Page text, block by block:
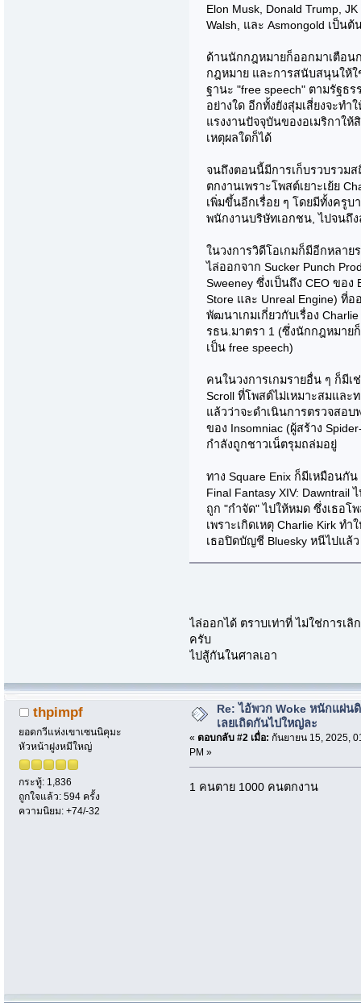
Elon Musk, Donald Trump,
Walsh, และ Asmongold เป็นต้
ด้านนักกฎหมายก็ออกมาเตือน
กฎหมาย และการสนับสนุนให้
ฐานะ "free speech" ตามรัฐธ
อย่างใด อีกทั้งยังสุ่มเสี่ยงจะทำ
แรงงานปัจจุบันของอเมริกาใ
เหตุผลใดก็ได้
จนถึงตอนนี้มีการเก็บรวบรวม
ตกงานเพราะโพสต์เยาะเย้ย
เพิ่มขึ้นอีกเรื่อย ๆ โดยมีทั้งครูบ
พนักงานบริษัทเอกชน, ไปจนถึ
ในวงการวิดีโอเกมก็มีอีกหลาย
ไล่ออกจาก Sucker Punch
Sweeney ซึ่งเป็นถึง CEO ของ
Store และ Unreal Engine) ที่
พัฒนาเกมเกี่ยวกับเรื่อง
รธน.มาตรา 1 (ซึ่งนักกฎหมาย
เป็น free speech)
คนในวงการเกมรายอื่น ๆ ก็มีเ
Scroll ที่โพสต์ไม่เหมาะสมแล
แล้วว่าจะดำเนินการตรวจสอ
ของ Insomniac (ผู้สร้าง
กำลังถูกชาวเน็ตรุมถล่มอยู่
ทาง Square Enix ก็มีเหมือนกั
Final Fantasy XIV:
ถูก "กำจัด" ไปให้หมด ซึ่งเธอ
เพราะเกิดเหตุ Charlie Kirk ท
เธอปิดบัญชี Bluesky หนีไปแล้ว
ไล่ออกได้ ตราบเท่าที่ ไม่ใช่การเ
ครับ
ไปสู้กันในศาลเอา
thpimpf
ยอดกวีแห่งเขาเซนนิคุมะ
หัวหน้าฝูงหมีใหญ่
กระทู้: 1,836
ถูกใจแล้ว: 594 ครั้ง
ความนิยม: +74/-32
Re: ไอ้พวก Woke หนักแผ่น
เลยเถิดกันไปใหญ่ละ
« ตอบกลับ #2 เมื่อ: กันยายน 15, 2025,
PM »
1 คนตาย 1000 คนตกงาน